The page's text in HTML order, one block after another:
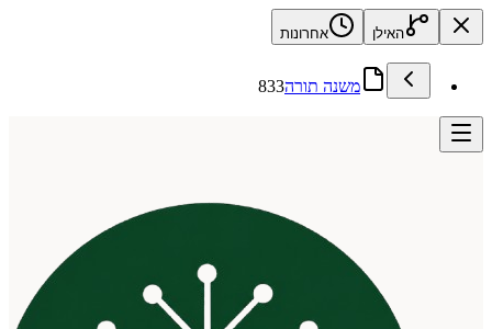
האילן אחרונות
משנה תורה833